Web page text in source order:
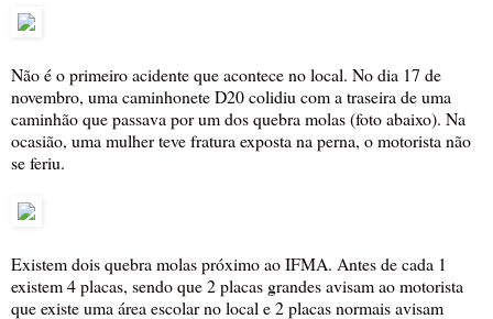
Não é o primeiro acidente que acontece no local. No dia 17 de
novembro, uma caminhonete D20 colidiu com a traseira de uma
caminhão que passava por um dos quebra molas (foto abaixo). Na
ocasião, uma mulher teve fratura exposta na perna, o motorista não
se feriu.
Existem dois quebra molas próximo ao IFMA. Antes de cada 1
existem 4 placas, sendo que 2 placas grandes avisam ao motorista
que existe uma área escolar no local e 2 placas normais avisam